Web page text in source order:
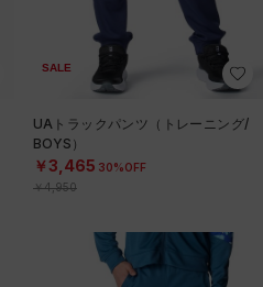
SALE
UAトラックパンツ（トレーニング/
BOYS）
￥3,465 30%OFF
￥4,950